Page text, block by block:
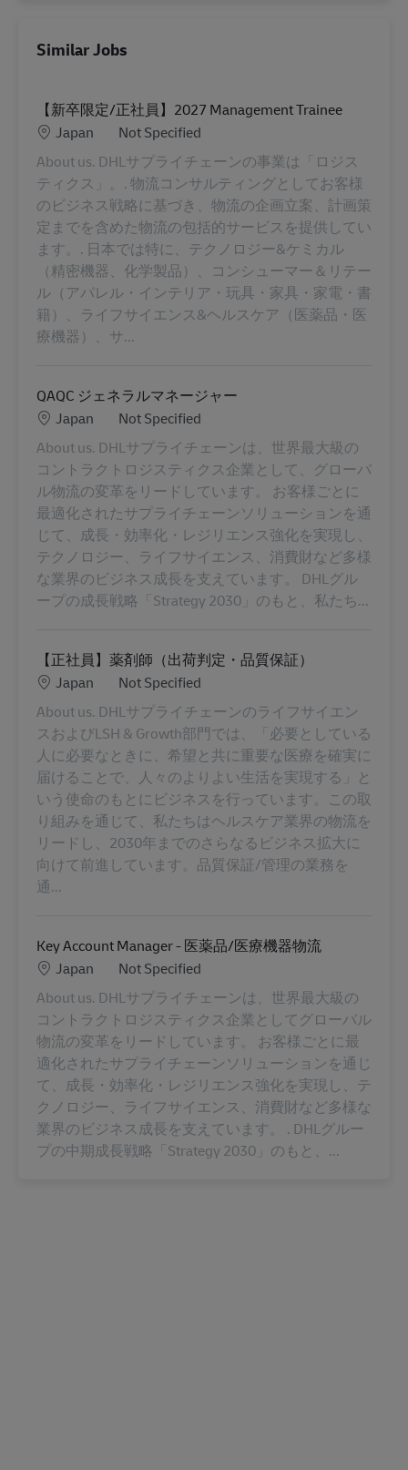
Similar Jobs
【新卒限定/正社員】2027 Management Trainee
Location
Japan Category
Not Specified
About us. DHLサプライチェーンの事業は「ロジス
ティクス」。. 物流コンサルティングとしてお客様
のビジネス戦略に基づき、物流の企画立案、計画策
定までを含めた物流の包括的サービスを提供してい
ます。. 日本では特に、テクノロジー&ケミカル
（精密機器、化学製品）、コンシューマー＆リテー
ル（アパレル・インテリア・玩具・家具・家電・書
籍）、ライフサイエンス&ヘルスケア（医薬品・医
療機器）、サ...
QAQC ジェネラルマネージャー
Location
Japan Category
Not Specified
About us. DHLサプライチェーンは、世界最大級の
コントラクトロジスティクス企業として、グローバ
ル物流の変革をリードしています。 お客様ごとに
最適化されたサプライチェーンソリューションを通
じて、成長・効率化・レジリエンス強化を実現し、
テクノロジー、ライフサイエンス、消費財など多様
な業界のビジネス成長を支えています。 DHLグル
ープの成長戦略「Strategy 2030」のもと、私たち...
【正社員】薬剤師（出荷判定・品質保証）
Location
Japan Category
Not Specified
About us. DHLサプライチェーンのライフサイエン
スおよびLSH & Growth部門では、「必要としている
人に必要なときに、希望と共に重要な医療を確実に
届けることで、人々のよりよい生活を実現する」と
いう使命のもとにビジネスを行っています。この取
り組みを通じて、私たちはヘルスケア業界の物流を
リードし、2030年までのさらなるビジネス拡大に
向けて前進しています。品質保証/管理の業務を
通...
Key Account Manager - 医薬品/医療機器物流
Location
Japan Category
Not Specified
About us. DHLサプライチェーンは、世界最大級の
コントラクトロジスティクス企業としてグローバル
物流の変革をリードしています。 お客様ごとに最
適化されたサプライチェーンソリューションを通じ
て、成長・効率化・レジリエンス強化を実現し、テ
クノロジー、ライフサイエンス、消費財など多様な
業界のビジネス成長を支えています。 . DHLグルー
プの中期成長戦略「Strategy 2030」のもと、...